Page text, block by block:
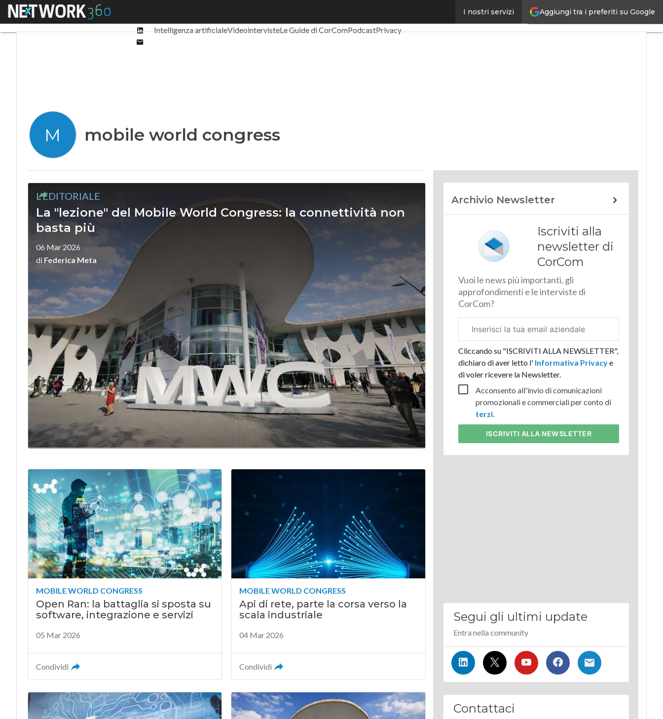
Aggiungi tra i preferiti su Google
I nostri servizi
Menu
Linkedin
Intelligenza artificialeVideointervisteLe Guide di CorComPodcastPrivacy
M mobile world congress
L'EDITORIALE
La "lezione" del Mobile World Congress: la connettività non
basta più
06 Mar 2026
di Federica Meta
MOBILE WORLD CONGRESS
Open Ran: la battaglia si sposta su
software, integrazione e servizi
05 Mar 2026
Condividi
MOBILE WORLD CONGRESS
Api di rete, parte la corsa verso la
scala industriale
04 Mar 2026
Condividi
Archivio Newsletter
Iscriviti alla
newsletter di
CorCom
Vuoi le news più importanti, gli
approfondimenti e le interviste di
CorCom?
aziendale
Cliccando su "ISCRIVITI ALLA NEWSLETTER",
dichiaro di aver letto l'Informativa Privacye
di voler ricevere la Newsletter.
Acconsento all'invio di comunicazioni
promozionali e commerciali per conto di
terzi.
ISCRIVITI ALLA NEWSLETTER
Segui gli ultimi update
Entra nella community
Contattaci